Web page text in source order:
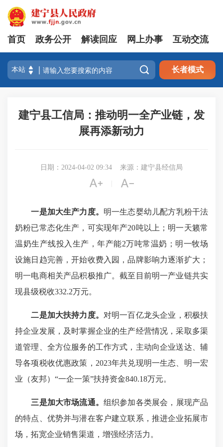
首页 政务公开 解读回应 网上办事 互动交流
 长者模式
建宁县工信局：推动明一全产业链，发
展再添新动力
日期：2024-04-02 09:34 来源：建宁县经信局
 
一是加大生产力度。 明一生态婴幼儿配方乳粉干法
奶粉已常态化生产，可实现年产20吨以上；明一天籁常
温奶生产线投入生产，年产能2万吨常温奶；明一牧场
设施日趋完善，开始收费入园，品牌影响力逐渐扩大；
明一电商相关产品积极推广。截至目前明一产业链共实
现县级税收332.2万元。
二是加大扶持力度。 对明一百亿龙头企业，积极扶
持企业发展，及时掌握企业的生产经营情况，采取多渠
道管理、全方位服务的工作方式，主动向企业送达、辅
导各项税收优惠政策，2023年共兑现明一生态、明一宏
业（友邦）“一企一策”扶持资金840.18万元。
三是加大市场流通。 组织参加各类展会，展现产品
的特点、优势并与潜在客户建立联系，推进企业拓展市
场，拓宽企业销售渠道，增强经济活力。